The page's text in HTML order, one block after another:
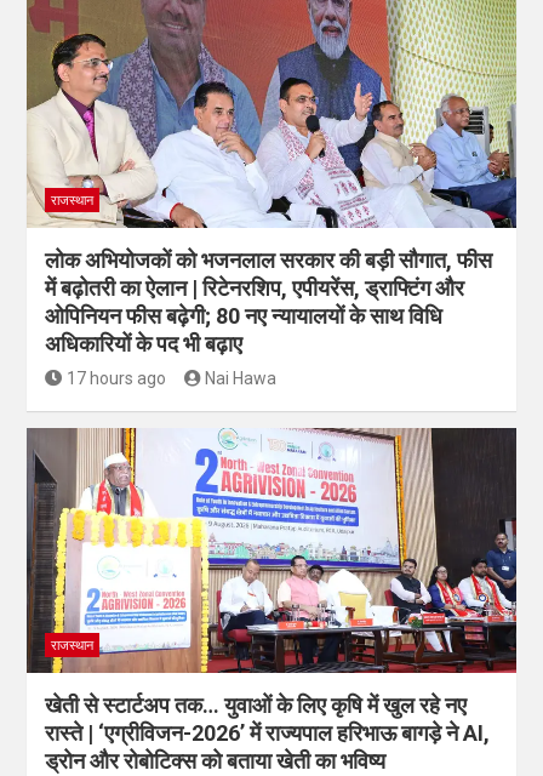
राजस्थान
लोक अभियोजकों को भजनलाल सरकार की बड़ी सौगात, फीस
में बढ़ोतरी का ऐलान | रिटेनरशिप, एपीयरेंस, ड्राफ्टिंग और
ओपिनियन फीस बढ़ेगी; 80 नए न्यायालयों के साथ विधि
अधिकारियों के पद भी बढ़ाए
17 hours ago Nai Hawa
राजस्थान
खेती से स्टार्टअप तक… युवाओं के लिए कृषि में खुल रहे नए
रास्ते | ‘एग्रीविजन-2026’ में राज्यपाल हरिभाऊ बागड़े ने AI,
ड्रोन और रोबोटिक्स को बताया खेती का भविष्य